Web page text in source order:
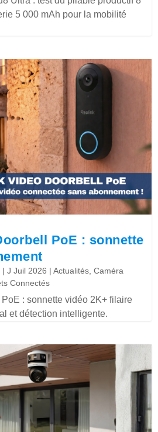
5 000 mAh pour la mobilité
PoE : sonnette
|J Juil 2026 |Actualités ,Caméra
Connectés
: sonnette vidéo 2K+ filaire
et détection intelligente.